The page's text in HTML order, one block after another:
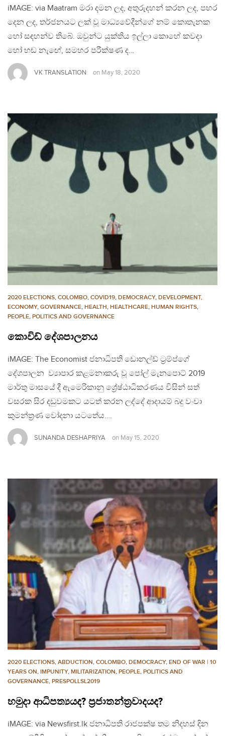
iMAGE: via Maatram මරා දමන ලද, අතුරුදහන් කරන ලද, පහර
දෙන ලද, තර්ජනයට ලක් වූ මාධ්‍යවේදීන්ගේ නම් කොතැනක
හෝ සඳහන්ව තිබේ. ඔවුන්ට යුක්තිය ඉල්ලා කොහේ කවදා
හෝ හඬ නැඟේ, සමහර පරීක්ෂණ ද…
VK TRANSLATION on May 18, 2020
2020 ELECTIONS, COLOMBO, COVID19, DEMOCRACY, DEVELOPMENT,
ECONOMY, GOVERNANCE, HEALTH, HEALTHCARE, HUMAN RIGHTS,
PEOPLE, POLITICS AND GOVERNANCE
කොවිඩ් දේශපාලනය
iMAGE: The Economist ජනාධිපති ඩොනල්ඩ් ට්‍රම්ප්ගේ
දේශපාලන ව්‍යාපාර කළමනාකරු වූ පෝල් මැනපොට් 2019
මාර්තු මාසයේ දී ඇමෙරිකානු ශ්‍රේෂ්ඨාධිකරණය විසින් සත්
වසරක සිර දඩුවමකට යටත් කරන ලද්දේ ආදායම් බදු වංචා
කුමන්ත්‍රණ වෝදනා යටතේය….
SUNANDA DESHAPRIYA on May 15, 2020
2020 ELECTIONS, ABDUCTION, COLOMBO, DEMOCRACY, END OF WAR | 10
YEARS ON, IMPUNITY, MILITARIZATION, PEOPLE, POLITICS AND
GOVERNANCE, PRESPOLLSL2019
හමුදා ආධිපත්‍යයද? ප්‍රජාතන්ත්‍රවාදයද?
iMAGE: via Newsfirst.lk ජනාධිපති රාජපක්ෂ තම නිදහස් දින